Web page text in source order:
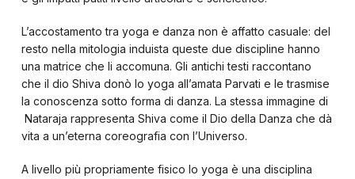
L’accostamento tra yoga e danza non è affatto casuale: del
resto nella mitologia induista queste due discipline hanno
una matrice che li accomuna. Gli antichi testi raccontano
che il dio Shiva donò lo yoga all’amata Parvati e le trasmise
la conoscenza sotto forma di danza. La stessa immagine di
Nataraja rappresenta Shiva come il Dio della Danza che dà
vita a un’eterna coreografia con l’Universo.
A livello più propriamente fisico lo yoga è una disciplina